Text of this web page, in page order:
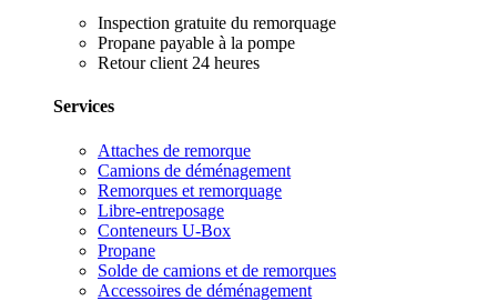
Inspection gratuite du remorquage
Propane payable à la pompe
Retour client 24 heures
Services
Attaches de remorque
Camions de déménagement
Remorques et remorquage
Libre-entreposage
Conteneurs U-Box
Propane
Solde de camions et de remorques
Accessoires de déménagement